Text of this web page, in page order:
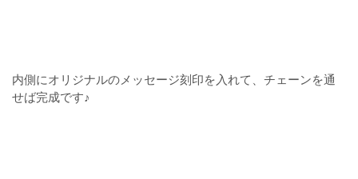
内側にオリジナルのメッセージ刻印を入れて、チェーンを通
せば完成です♪